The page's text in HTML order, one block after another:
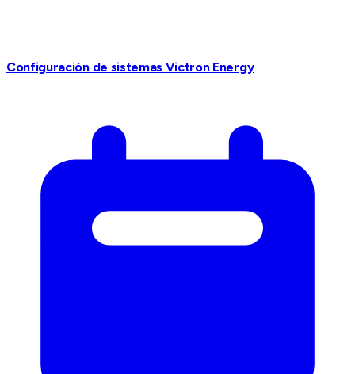
Configuración de sistemas Victron Energy